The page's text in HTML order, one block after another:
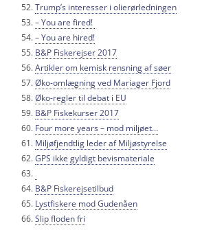
Trump’s interesser i olierørledningen
– You are fired!
– You are hired!
B&P Fiskerejser 2017
Artikler om kemisk rensning af søer
Øko-omlægning ved Mariager Fjord
Øko-regler til debat i EU
B&P Fiskekurser 2017
Four more years – mod miljøet…
Miljøfjendtlig leder af Miljøstyrelse
GPS ikke gyldigt bevismateriale
B&P Fiskerejsetilbud
Lystfiskere mod Gudenåen
Slip floden fri